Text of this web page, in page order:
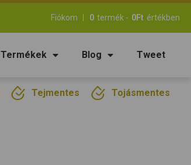
Fiókom 0 termék - 0Ft értékben
Termékek Blog Tweet
Tejmentes Tojásmentes